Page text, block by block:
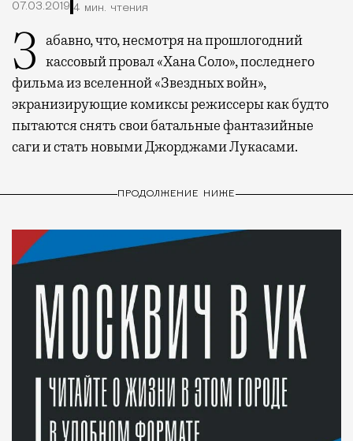
07.03.2019 4 мин. чтения
Забавно, что, несмотря на прошлогодний кассовый провал «Хана Соло», последнего
фильма из вселенной «Звездных войн»,
экранизирующие комиксы режиссеры как будто
пытаются снять свои батальные фантазийные
саги и стать новыми Джорджами Лукасами.
ПРОДОЛЖЕНИЕ НИЖЕ